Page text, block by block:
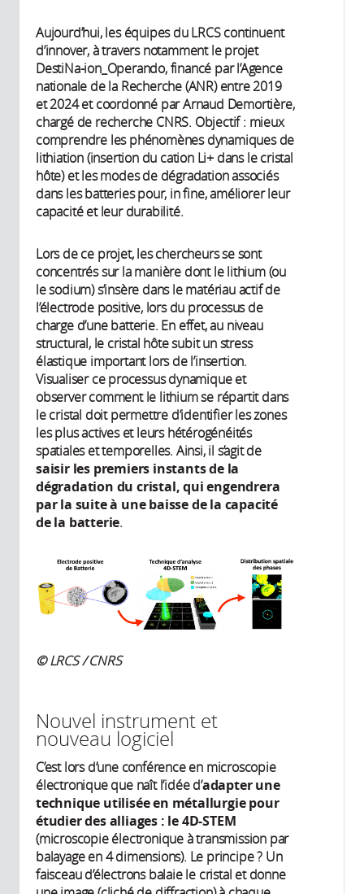
Aujourd’hui, les équipes du LRCS continuent
d’innover, à travers notamment le projet
DestiNa-ion_Operando, financé par l’Agence
nationale de la Recherche (ANR) entre 2019
et 2024 et coordonné par Arnaud Demortière,
chargé de recherche CNRS. Objectif : mieux
comprendre les phénomènes dynamiques de
lithiation (insertion du cation Li+ dans le cristal
hôte) et les modes de dégradation associés
dans les batteries pour, in fine, améliorer leur
capacité et leur durabilité.
Lors de ce projet, les chercheurs se sont
concentrés sur la manière dont le lithium (ou
le sodium) s’insère dans le matériau actif de
l’électrode positive, lors du processus de
charge d’une batterie. En effet, au niveau
structural, le cristal hôte subit un stress
élastique important lors de l’insertion.
Visualiser ce processus dynamique et
observer comment le lithium se répartit dans
le cristal doit permettre d’identifier les zones
les plus actives et leurs hétérogénéités
spatiales et temporelles. Ainsi, il s’agit de
saisir les premiers instants de la
dégradation du cristal, qui engendrera
par la suite à une baisse de la capacité
de la batterie.
© LRCS / CNRS
Nouvel instrument et
nouveau logiciel
C’est lors d’une conférence en microscopie
électronique que naît l’idée d’adapter une
technique utilisée en métallurgie pour
étudier des alliages : le 4D-STEM
(microscopie électronique à transmission par
balayage en 4 dimensions). Le principe ? Un
faisceau d’électrons balaie le cristal et donne